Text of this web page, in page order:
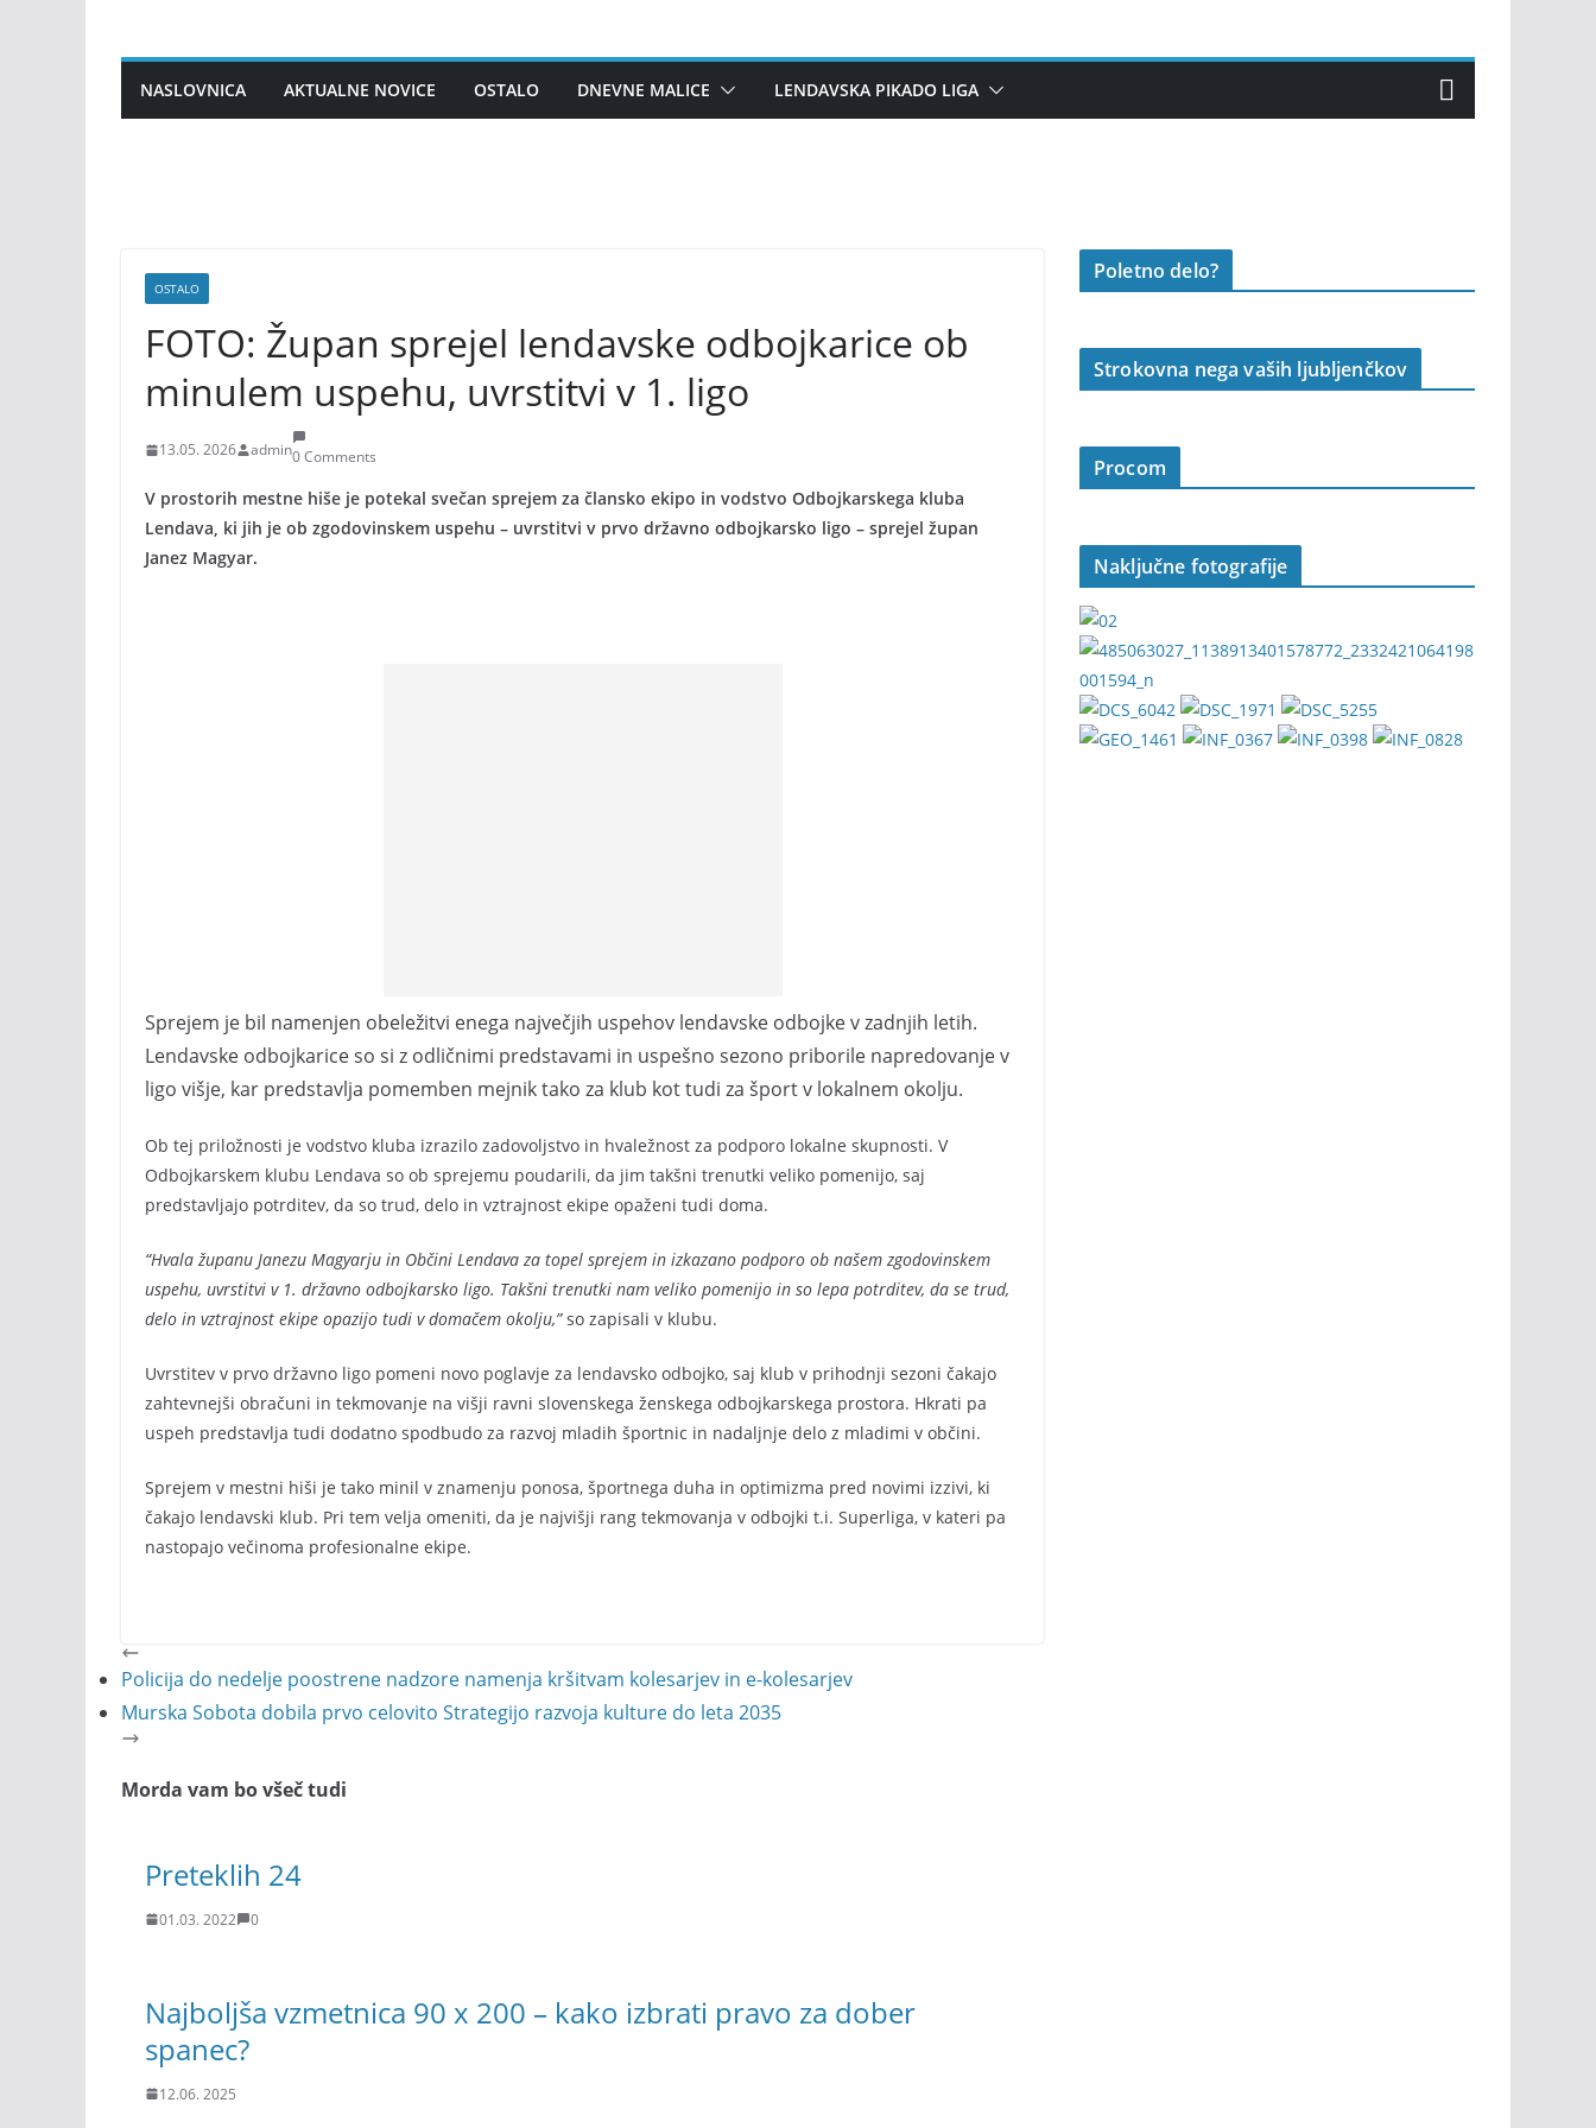
contentNASLOVNICA AKTUALNE NOVICE OSTALO DNEVNE MALICE LENDAVSKA PIKADO LIGA
OSTALO
FOTO: Župan sprejel lendavske odbojkarice ob
minulem uspehu, uvrstitvi v 1. ligo
13.05. 2026 admin0 Comments
V prostorih mestne hiše je potekal svečan sprejem za člansko ekipo in vodstvo Odbojkarskega kluba
Lendava, ki jih je ob zgodovinskem uspehu – uvrstitvi v prvo državno odbojkarsko ligo – sprejel župan
Janez Magyar.
Sprejem je bil namenjen obeležitvi enega največjih uspehov lendavske odbojke v zadnjih letih.
Lendavske odbojkarice so si z odličnimi predstavami in uspešno sezono priborile napredovanje v
ligo višje, kar predstavlja pomemben mejnik tako za klub kot tudi za šport v lokalnem okolju.
Ob tej priložnosti je vodstvo kluba izrazilo zadovoljstvo in hvaležnost za podporo lokalne skupnosti. V
Odbojkarskem klubu Lendava so ob sprejemu poudarili, da jim takšni trenutki veliko pomenijo, saj
predstavljajo potrditev, da so trud, delo in vztrajnost ekipe opaženi tudi doma.
“Hvala županu Janezu Magyarju in Občini Lendava za topel sprejem in izkazano podporo ob našem zgodovinskem
uspehu, uvrstitvi v 1. državno odbojkarsko ligo. Takšni trenutki nam veliko pomenijo in so lepa potrditev, da se trud,
delo in vztrajnost ekipe opazijo tudi v domačem okolju,”so zapisali v klubu.
Uvrstitev v prvo državno ligo pomeni novo poglavje za lendavsko odbojko, saj klub v prihodnji sezoni čakajo
zahtevnejši obračuni in tekmovanje na višji ravni slovenskega ženskega odbojkarskega prostora. Hkrati pa
uspeh predstavlja tudi dodatno spodbudo za razvoj mladih športnic in nadaljnje delo z mladimi v občini.
Sprejem v mestni hiši je tako minil v znamenju ponosa, športnega duha in optimizma pred novimi izzivi, ki
čakajo lendavski klub. Pri tem velja omeniti, da je najvišji rang tekmovanja v odbojki t.i. Superliga, v kateri pa
nastopajo večinoma profesionalne ekipe.
Policija do nedelje poostrene nadzore namenja kršitvam kolesarjev in e-kolesarjev
Murska Sobota dobila prvo celovito Strategijo razvoja kulture do leta 2035
Morda vam bo všeč tudi
Preteklih 24
01.03. 2022 0
Najboljša vzmetnica 90 x 200 – kako izbrati pravo za dober
spanec?
12.06. 2025
Poletno delo?
Strokovna nega vaših ljubljenčkov
Procom
Naključne fotografije